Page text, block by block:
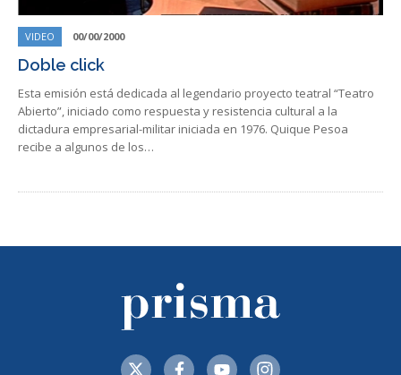
VIDEO 00/00/2000
Doble click
Esta emisión está dedicada al legendario proyecto teatral “Teatro
Abierto”, iniciado como respuesta y resistencia cultural a la
dictadura empresarial-militar iniciada en 1976. Quique Pesoa
recibe a algunos de los…